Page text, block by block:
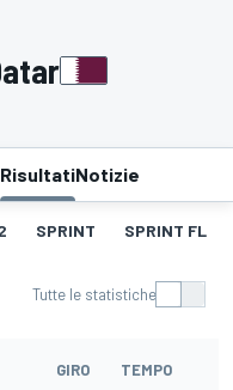
RisultatiNotizie
SPRINT SPRINT FL
Tutte le statistiche
GIRO TEMPO